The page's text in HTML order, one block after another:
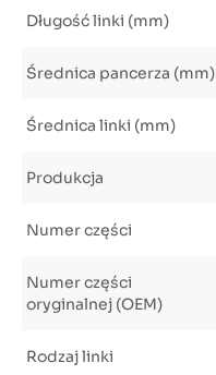
Długość linki (mm)
Średnica pancerza (mm)
Średnica linki (mm)
Produkcja
Numer części
Numer części
oryginalnej (OEM)
Rodzaj linki